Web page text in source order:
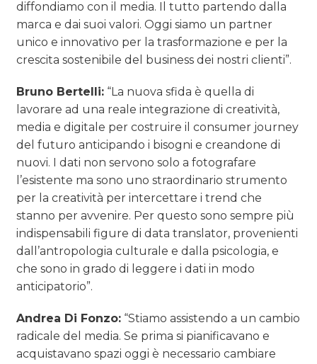
diffondiamo con il media. Il tutto partendo dalla
marca e dai suoi valori. Oggi siamo un partner
unico e innovativo per la trasformazione e per la
crescita sostenibile del business dei nostri clienti”.
Bruno Bertelli: “La nuova sfida è quella di
lavorare ad una reale integrazione di creatività,
media e digitale per costruire il consumer journey
del futuro anticipando i bisogni e creandone di
nuovi. I dati non servono solo a fotografare
l’esistente ma sono uno straordinario strumento
per la creatività per intercettare i trend che
stanno per avvenire. Per questo sono sempre più
indispensabili figure di data translator, provenienti
dall’antropologia culturale e dalla psicologia, e
che sono in grado di leggere i dati in modo
anticipatorio”.
Andrea Di Fonzo: “Stiamo assistendo a un cambio
radicale del media. Se prima si pianificavano e
acquistavano spazi oggi è necessario cambiare